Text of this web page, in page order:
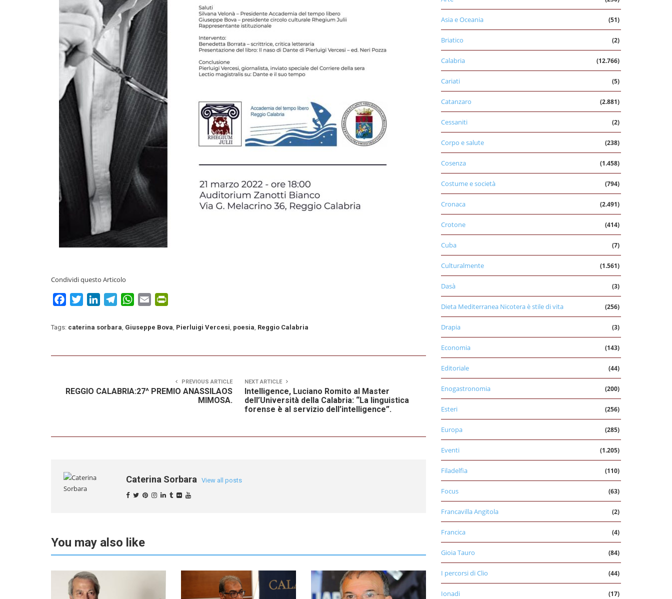
Condividi questo Articolo
FacebookTwitterLinkedInTelegramWhatsApp
Email
Tags: caterina sorbara, Giuseppe Bova, Pierluigi Vercesi, poesia, Reggio Calabria
PREVIOUS ARTICLE
REGGIO CALABRIA:27^ PREMIO ANASSILAOS
MIMOSA.
NEXT ARTICLE
Intelligence, Luciano Romito al Master
dell’Università della Calabria: “La linguistica
forense è al servizio dell’intelligence”.
Caterina Sorbara View all posts
You may also like
Asia e Oceania (51)
Briatico (2)
Calabria (12.766)
Cariati (5)
Catanzaro (2.881)
Cessaniti (2)
Corpo e salute (238)
Cosenza (1.458)
Costume e società (794)
Cronaca (2.491)
Crotone (414)
Cuba (7)
Culturalmente (1.561)
Dasà (3)
Dieta Mediterranea Nicotera è stile di vita (256)
Drapia (3)
Economia (143)
Editoriale (44)
Enogastronomia (200)
Esteri (256)
Europa (285)
Eventi (1.205)
Filadelfia (110)
Focus (63)
Francavilla Angitola (2)
Francica (4)
Gioia Tauro (84)
I percorsi di Clio (44)
Ionadi (17)